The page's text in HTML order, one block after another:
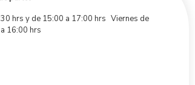
hrs y de 15:00 a 17:00 hrs Viernes de
16:00 hrs